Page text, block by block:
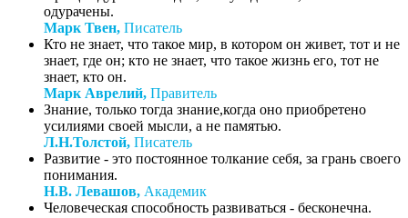
одурачены.
Марк Твен, Писатель
Кто не знает, что такое мир, в котором он живет, тот и не
знает, где он; кто не знает, что такое жизнь его, тот не
знает, кто он.
Марк Аврелий, Правитель
Знание, только тогда знание,когда оно приобретено
усилиями своей мысли, а не памятью.
Л.Н.Толстой, Писатель
Развитие - это постоянное толкание себя, за грань своего
понимания.
Н.В. Левашов, Академик
Человеческая способность развиваться - бесконечна.